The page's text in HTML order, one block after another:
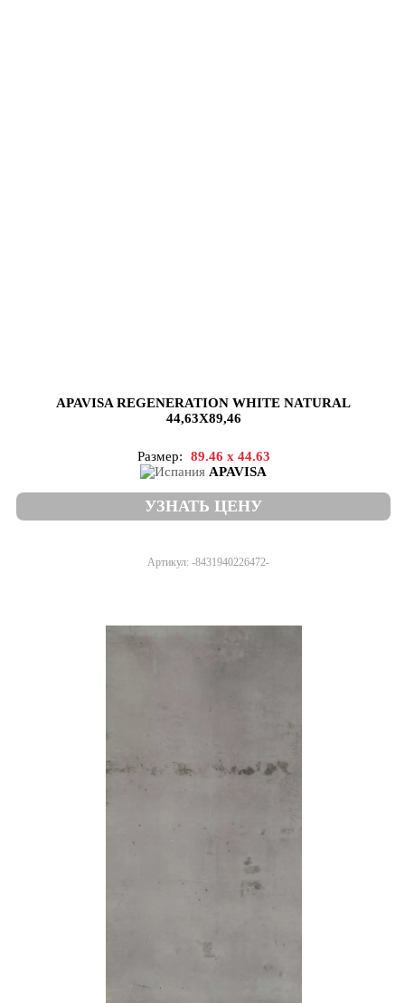
APAVISA REGENERATION WHITE NATURAL
44,63X89,46
Размер:
89.46 x 44.63
APAVISA
УЗНАТЬ ЦЕНУ
Артикул: -8431940226472-